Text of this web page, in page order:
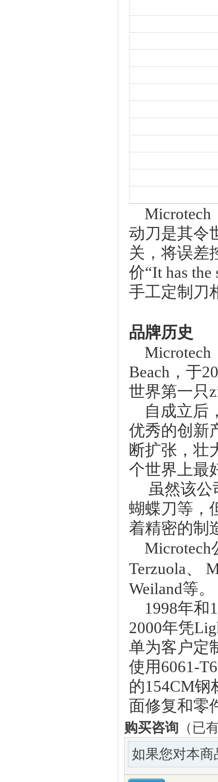
Microtech
动刀是其令
关，将误差
价“It has the
手工定制刀
品牌历史
Microtech
Beach，于
世界第一只
自成立后
优秀的创新
断扩张，壮
个世界上最
虽然该公
蝴蝶刀等，
着精密的制
Microtech
Terzuola、
Weiland等。
1998年和
2000年凭
单为客户定
使用6061-
的154CM钢
面修复和零
购买咨询 （已
如果您对本